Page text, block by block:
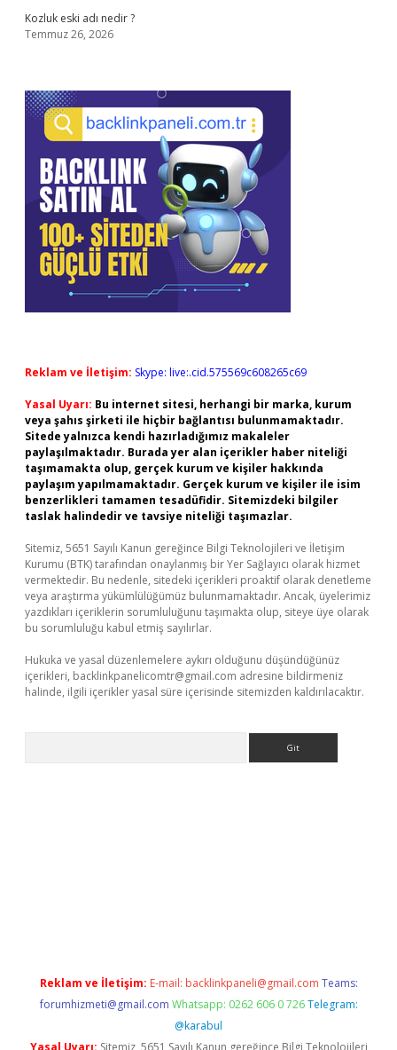
Kozluk eski adı nedir ?
Temmuz 26, 2026
Reklam ve İletişim: Skype: live:.cid.575569c608265c69
Yasal Uyarı: Bu internet sitesi, herhangi bir marka, kurum
veya şahıs şirketi ile hiçbir bağlantısı bulunmamaktadır.
Sitede yalnızca kendi hazırladığımız makaleler
paylaşılmaktadır. Burada yer alan içerikler haber niteliği
taşımamakta olup, gerçek kurum ve kişiler hakkında
paylaşım yapılmamaktadır. Gerçek kurum ve kişiler ile isim
benzerlikleri tamamen tesadüfidir. Sitemizdeki bilgiler
taslak halindedir ve tavsiye niteliği taşımazlar.
Sitemiz, 5651 Sayılı Kanun gereğince Bilgi Teknolojileri ve İletişim
Kurumu (BTK) tarafından onaylanmış bir Yer Sağlayıcı olarak hizmet
vermektedir. Bu nedenle, sitedeki içerikleri proaktif olarak denetleme
veya araştırma yükümlülüğümüz bulunmamaktadır. Ancak, üyelerimiz
yazdıkları içeriklerin sorumluluğunu taşımakta olup, siteye üye olarak
bu sorumluluğu kabul etmiş sayılırlar.
Hukuka ve yasal düzenlemelere aykırı olduğunu düşündüğünüz
içerikleri, backlinkpanelicomtr@gmail.com adresine bildirmeniz
halinde, ilgili içerikler yasal süre içerisinde sitemizden kaldırılacaktır.
Reklam ve İletişim: E-mail: backlinkpaneli@gmail.com Teams:
forumhizmeti@gmail.com Whatsapp: 0262 606 0 726 Telegram:
@karabul
Yasal Uyarı: Sitemiz, 5651 Sayılı Kanun gereğince Bilgi Teknolojileri